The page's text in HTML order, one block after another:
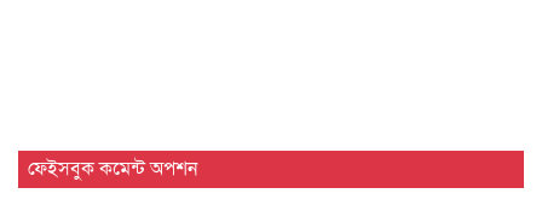
ফেইসবুক কমেন্ট অপশন